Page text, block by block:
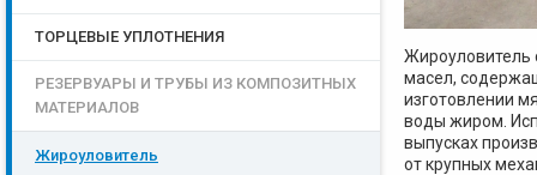
Жироуловитель
масел,
изготовлении
воды жиром.
выпусках
от крупных
ТОРЦЕВЫЕ УПЛОТНЕНИЯ
РЕЗЕРВУАРЫ И ТРУБЫ ИЗ КОМПОЗИТНЫХ
МАТЕРИАЛОВ
Жироуловитель